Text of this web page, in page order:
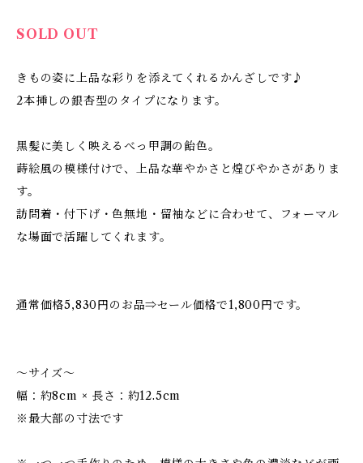
SOLD OUT
きもの姿に上品な彩りを添えてくれるかんざしです♪
2本挿しの銀杏型のタイプになります。
黒髪に美しく映えるべっ甲調の飴色。
蒔絵風の模様付けで、上品な華やかさと煌びやかさがありま
す。
訪問着・付下げ・色無地・留袖などに合わせて、フォーマル
な場面で活躍してくれます。
通常価格5,830円のお品⇒セール価格で1,800円です。
～サイズ～
幅：約8cm × 長さ：約12.5cm
※最大部の寸法です